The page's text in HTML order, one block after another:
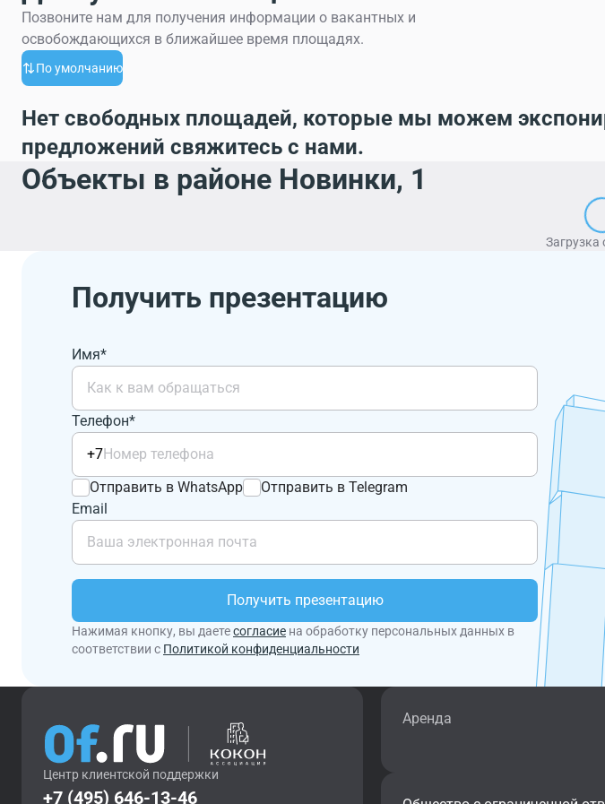
Позвоните нам для получения информации о вакантных и
освобождающихся в ближайшее время площадях.
По умолчанию
Нет свободных площадей, которые мы можем
предложений свяжитесь с нами.
Объекты в районе Новинки, 1
Загрузка
Получить презентацию
Имя*
Телефон*
+7
Отправить в WhatsApp
Отправить в Telegram
Email
Получить презентацию
Нажимая кнопку, вы даетесогласие на обработку персональных данных в
соответствии с Политикой конфиденциальности
Центр клиентской поддержки
+7 (495) 646-13-46
Аренда